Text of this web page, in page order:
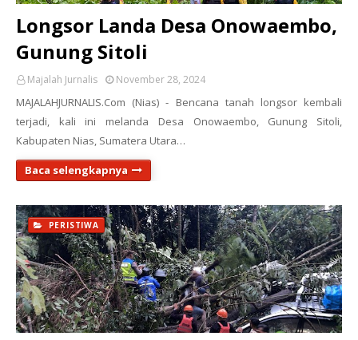
Longsor Landa Desa Onowaembo,
Gunung Sitoli
Majalah Jurnalis November 28, 2024
MAJALAHJURNALIS.Com (Nias) - Bencana tanah longsor kembali
terjadi, kali ini melanda Desa Onowaembo, Gunung Sitoli,
Kabupaten Nias, Sumatera Utara…
Baca selengkapnya
PERISTIWA